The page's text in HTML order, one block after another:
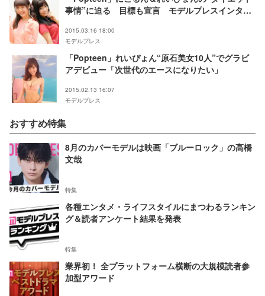
事情”に迫る 目標も宣言 モデルプレスインタビ
2015.03.16 18:00
モデルプレス
「Popteen」れいぴょん“原石美女10人”でグラビ
アデビュー「次世代のエースになりたい」
2015.02.13 16:07
モデルプレス
おすすめ特集
8月のカバーモデルは映画「ブルーロック」の高橋
文哉
特集
各種エンタメ・ライフスタイルにまつわるランキン
グ＆読者アンケート結果を発表
特集
業界初！ 全プラットフォーム横断の大規模読者参
加型アワード